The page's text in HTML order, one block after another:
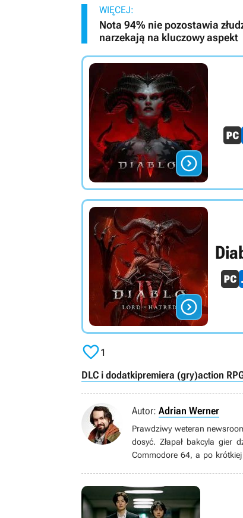
WIĘCEJ:
Nota 94% nie pozostawia
narzekają na kluczowy aspekt


1
DLC i dodatkipremiera (gry)action
Autor: Adrian Werner
Prawdziwy weteran
dosyć. Złapał bakcyla gier
Commodore 64, a po
książek, seriali, filmów i